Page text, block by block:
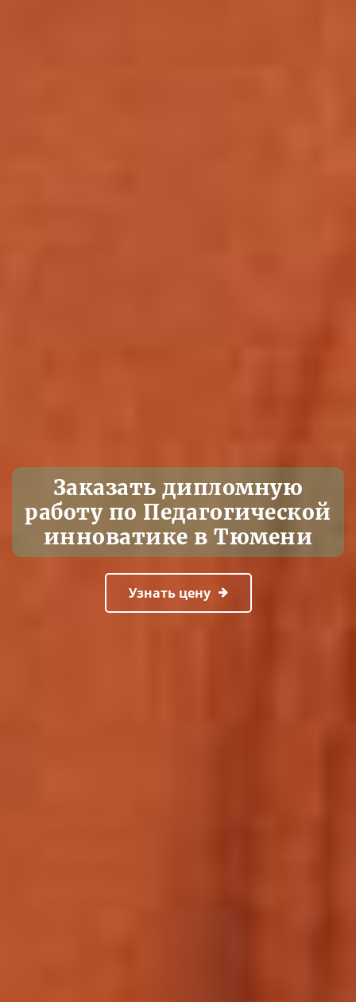
Заказать дипломную
работу по Педагогической
инноватике в Тюмени
Узнать цену